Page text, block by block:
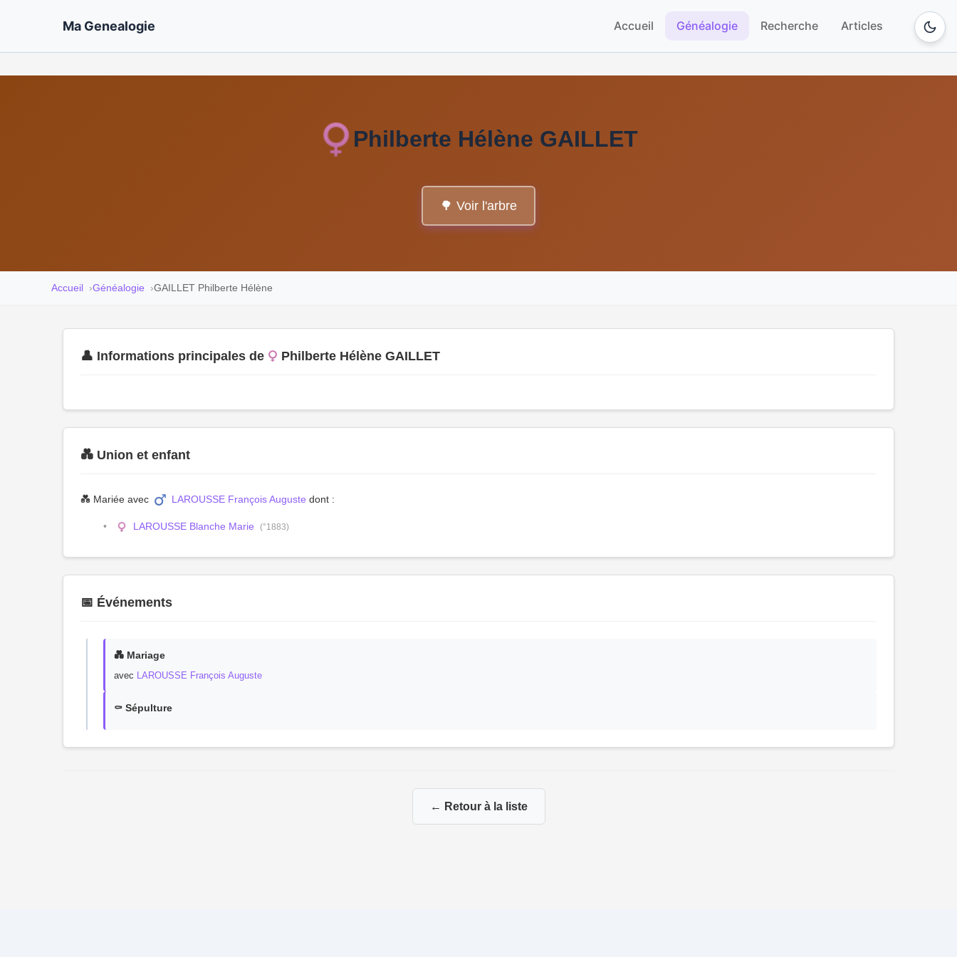
Ma Genealogie Accueil Généalogie Recherche Articles
Philberte Hélène GAILLET
🌳 Voir l'arbre
Accueil Généalogie GAILLET Philberte Hélène
👤 Informations principales de Philberte Hélène GAILLET
💑 Union et enfant
💑 Mariée avec LAROUSSE François Auguste dont :
LAROUSSE Blanche Marie (°1883)
📅 Événements
💑 Mariage
avec LAROUSSE François Auguste
⚰️ Sépulture
← Retour à la liste